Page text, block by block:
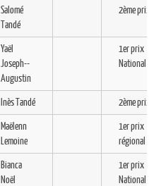
Salomé
Tandé
2ème prix
Yaël
Joseph--
Augustin
1er prix
National
Inès Tandé 2ème prix
Maëlenn
Lemoine
1er prix
régional
Bianca
Noël
1er prix
National